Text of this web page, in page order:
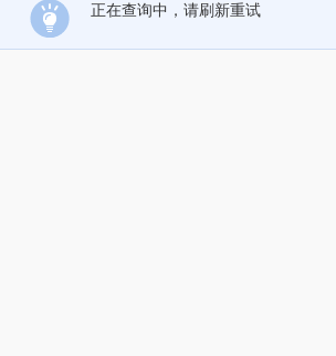
正在查询中，请刷新重试